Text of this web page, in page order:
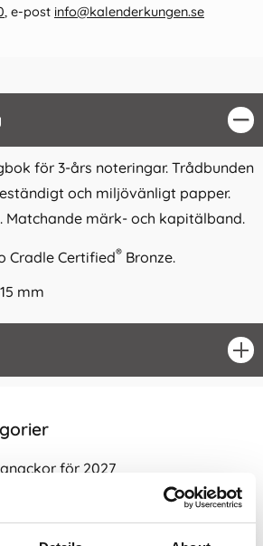
, e-post info@kalenderkungen.se
för 3-års noteringar. Trådbunden
och miljövänligt papper.
Matchande märk- och kapitälband.
Cradle Certified® Bronze.
mm
för 2027
för 2027 /
Årsdagböcker